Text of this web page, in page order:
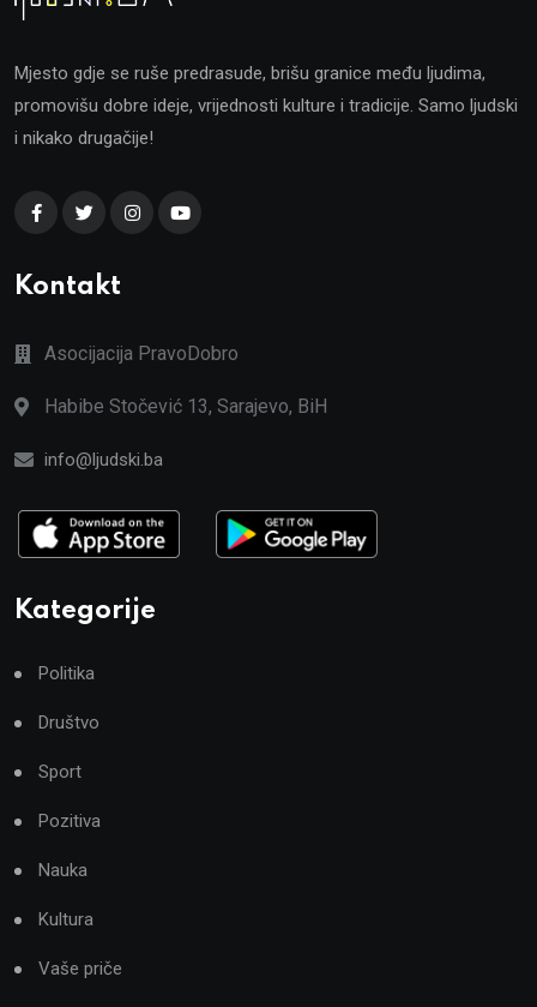
Mjesto gdje se ruše predrasude, brišu granice među ljudima,
promovišu dobre ideje, vrijednosti kulture i tradicije. Samo ljudski
i nikako drugačije!
Kontakt
Asocijacija PravoDobro
Habibe Stočević 13, Sarajevo, BiH
info@ljudski.ba
Kategorije
Politika
Društvo
Sport
Pozitiva
Nauka
Kultura
Vaše priče